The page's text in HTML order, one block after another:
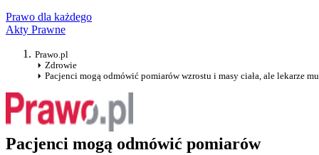
Prawo dla każdego
Akty Prawne
Prawo.pl
Zdrowie
Pacjenci mogą odmówić pomiarów wzrostu i masy ciała, ale lekarze
Pacjenci mogą odmówić pomiarów